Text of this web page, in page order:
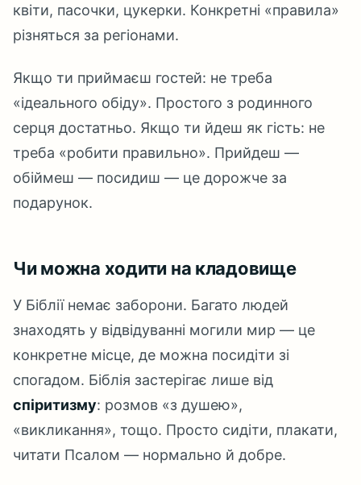
квіти, пасочки, цукерки. Конкретні «правила»
різняться за регіонами.
Якщо ти приймаєш гостей: не треба
«ідеального обіду». Простого з родинного
серця достатньо. Якщо ти йдеш як гість: не
треба «робити правильно». Прийдеш —
обіймеш — посидиш — це дорожче за
подарунок.
Чи можна ходити на кладовище
У Біблії немає заборони. Багато людей
знаходять у відвідуванні могили мир — це
конкретне місце, де можна посидіти зі
спогадом. Біблія застерігає лише від
спіритизму: розмов «з душею»,
«викликання», тощо. Просто сидіти, плакати,
читати Псалом — нормально й добре.